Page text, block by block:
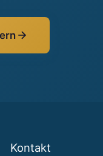
Kontakt